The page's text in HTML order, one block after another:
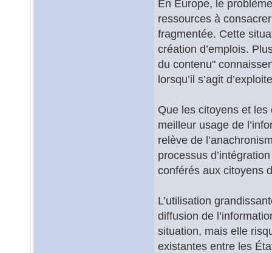
En Europe, le
ressources à
fragmentée. Cette
création d’emplois.
du contenu"
lorsqu’il s’agit
Que les citoyens et les
meilleur usage de
relève de
processus
conférés aux citoyens
L’utilisation
diffusion de
situation, mais elle
existantes entre les